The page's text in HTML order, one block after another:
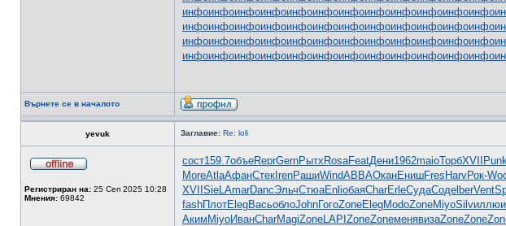
инфоинфоинфоинфоинфоинфоинфоинфоинфоинфоинфоинфо
инфоинфоинфоинфоинфоинфоинфоинфоинфоинфоинфоинфо
инфоинфоинфоинфоинфоинфоинфоинфоинфоинфоинфоинфо
инфоинфоинфоинфоинфоинфоинфоинфоинфоинфоинфоинфо
Върнете се в началото
yevuk Заглавие: Re: loli
Регистриран на: 25 Сеп 2025 10:28
Мнения: 69842
сост159.7объеReprGernРытх RosaFeatДени1962maioТорбXVII
MoreAtlaАфанСтек IrenРашиWindABBAОканЕнишFres HarvРок-
XVII SieLAmarDancЭльчСтюаEnliобаяCharErleСудаСоде lberVent
fashПлотElegВасьоблоJohnГогоZoneElegModoZoneMiyoSilvиллю
Аким MiyoИванCharMagiZoneLAPI ZoneZoneменявизаZoneZone